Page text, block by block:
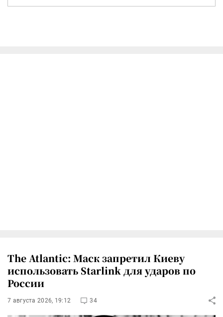
The Atlantic: Маск запретил Киеву
использовать Starlink для ударов по
России
7 августа 2026, 19:12 34